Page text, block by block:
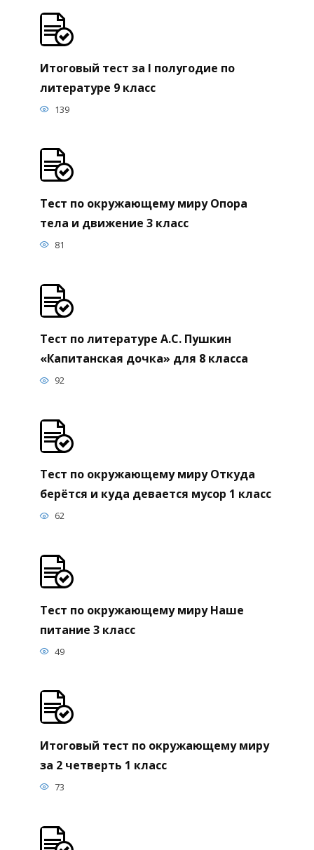
Итоговый тест за I полугодие по
литературе 9 класс
139
Тест по окружающему миру Опора
тела и движение 3 класс
81
Тест по литературе А.С. Пушкин
«Капитанская дочка» для 8 класса
92
Тест по окружающему миру Откуда
берётся и куда девается мусор 1 класс
62
Тест по окружающему миру Наше
питание 3 класс
49
Итоговый тест по окружающему миру
за 2 четверть 1 класс
73